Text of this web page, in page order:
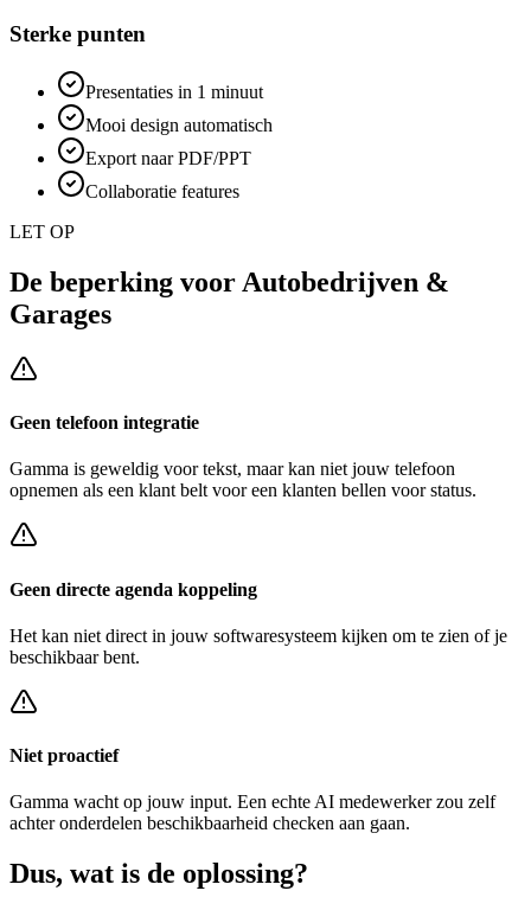
Sterke punten
Presentaties in 1 minuut
Mooi design automatisch
Export naar PDF/PPT
Collaboratie features
LET OP
De beperking voor Autobedrijven &
Garages
Geen telefoon integratie
Gamma is geweldig voor tekst, maar kan niet jouw telefoon
opnemen als een klant belt voor een klanten bellen voor status.
Geen directe agenda koppeling
Het kan niet direct in jouw softwaresysteem kijken om te zien of je
beschikbaar bent.
Niet proactief
Gamma wacht op jouw input. Een echte AI medewerker zou zelf
achteronderdelen beschikbaarheid checken aan gaan.
Dus, wat is de oplossing?